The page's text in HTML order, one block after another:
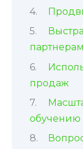
продаж
обучению